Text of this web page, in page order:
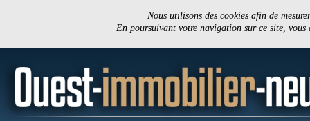
Nous utilisons des cookies afin de
En poursuivant votre navigation sur ce site,